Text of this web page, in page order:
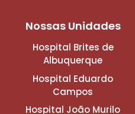
Nossas Unidades
Hospital Brites de
Albuquerque
Hospital Eduardo
Campos
Hospital João Murilo